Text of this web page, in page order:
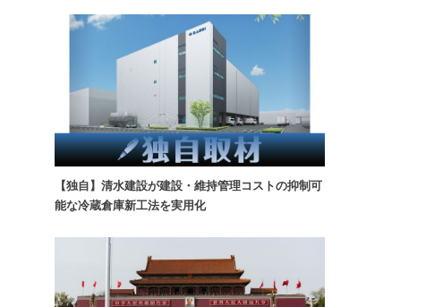
【独自】清水建設が建設・維持管理コストの抑制可
能な冷蔵倉庫新工法を実用化